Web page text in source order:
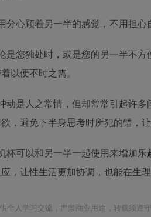
心顾着另一半的感觉，不用担心
您独处时，或是您的另一半不方
以便不时之需。
是人之常情，但却常常引起许多
，避免下半身思考时所犯的错，
可以和另一半一起使用来增加乐
，让性生活更加协调，也能在生
个人学习交流，严禁商业用途，转载须遵守